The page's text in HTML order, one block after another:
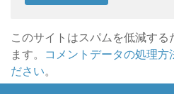
このサイトはスパムを低減す
ます。
コメントデータの処理方
ださい。